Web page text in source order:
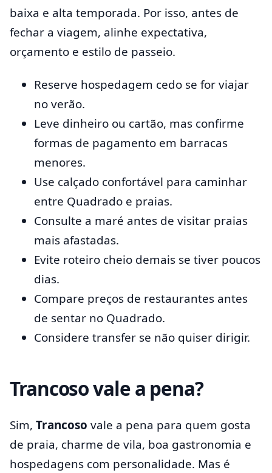
baixa e alta temporada. Por isso, antes de
fechar a viagem, alinhe expectativa,
orçamento e estilo de passeio.
Reserve hospedagem cedo se for viajar
no verão.
Leve dinheiro ou cartão, mas confirme
formas de pagamento em barracas
menores.
Use calçado confortável para caminhar
entre Quadrado e praias.
Consulte a maré antes de visitar praias
mais afastadas.
Evite roteiro cheio demais se tiver poucos
dias.
Compare preços de restaurantes antes
de sentar no Quadrado.
Considere transfer se não quiser dirigir.
Trancoso vale a pena?
Sim, Trancoso vale a pena para quem gosta
de praia, charme de vila, boa gastronomia e
hospedagens com personalidade. Mas é